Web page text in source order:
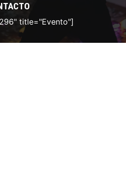
title="Evento"]